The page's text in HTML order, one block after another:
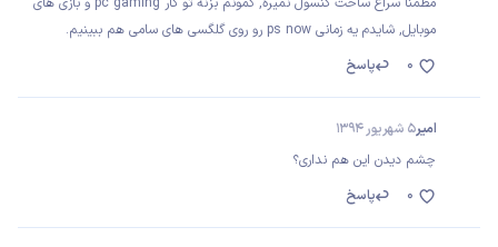
موبایل, شایدم یه زمانی ps now رو روی گلگسی های سامی هم ببینیم.
پاسخ
0
امیر5 شهریور 1394
چشم دیدن این هم نداری؟
پاسخ
0